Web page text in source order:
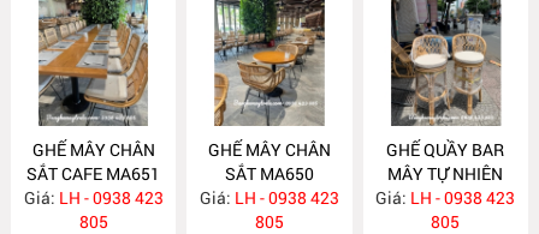
GHẾ MÂY CHÂN
SẮT CAFE MA651
Giá: LH - 0938 423
805
GHẾ MÂY CHÂN
SẮT MA650
Giá: LH - 0938 423
805
GHẾ QUẦY BAR
MÂY TỰ NHIÊN
MA634
Giá: LH - 0938 423
805